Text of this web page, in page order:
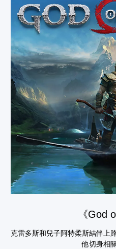
《God
克雷多斯和兒子阿特柔斯結伴上
他切身相